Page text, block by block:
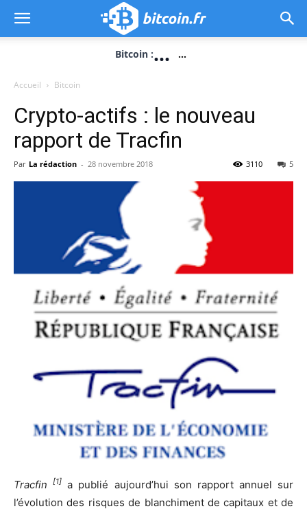
Bitcoin :... ...
Accueil Bitcoin
Crypto-actifs : le nouveau
rapport de Tracfin
Par La rédaction - 28 novembre 2018 5
3110
Tracfin[1] a publié aujourd’hui son rapport annuel sur
l’évolution des risques de blanchiment de capitaux et de